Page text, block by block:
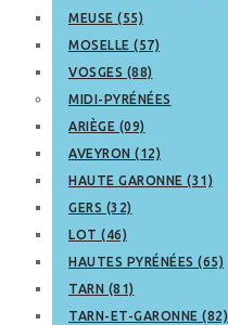
MEUSE (55)
MOSELLE (57)
VOSGES (88)
MIDI-PYRÉNÉES
ARIÈGE (09)
AVEYRON (12)
HAUTE GARONNE (31)
GERS (32)
LOT (46)
HAUTES PYRÉNÉES (65)
TARN (81)
TARN-ET-GARONNE (82)